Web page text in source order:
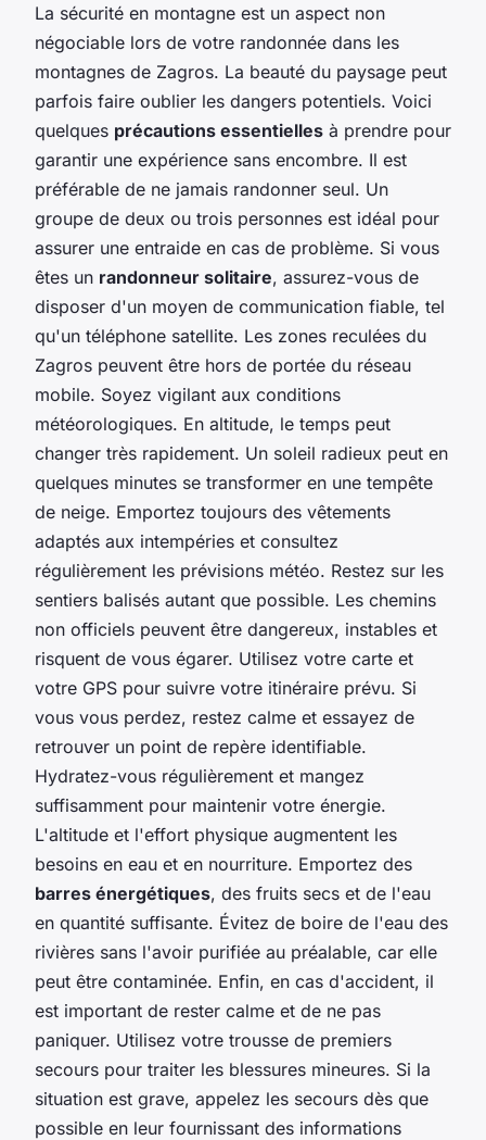
La sécurité en montagne est un aspect non
négociable lors de votre randonnée dans les
montagnes de Zagros. La beauté du paysage peut
parfois faire oublier les dangers potentiels. Voici
quelques précautions essentielles à prendre pour
garantir une expérience sans encombre. Il est
préférable de ne jamais randonner seul. Un
groupe de deux ou trois personnes est idéal pour
assurer une entraide en cas de problème. Si vous
êtes un randonneur solitaire, assurez-vous de
disposer d'un moyen de communication fiable, tel
qu'un téléphone satellite. Les zones reculées du
Zagros peuvent être hors de portée du réseau
mobile. Soyez vigilant aux conditions
météorologiques. En altitude, le temps peut
changer très rapidement. Un soleil radieux peut en
quelques minutes se transformer en une tempête
de neige. Emportez toujours des vêtements
adaptés aux intempéries et consultez
régulièrement les prévisions météo. Restez sur les
sentiers balisés autant que possible. Les chemins
non officiels peuvent être dangereux, instables et
risquent de vous égarer. Utilisez votre carte et
votre GPS pour suivre votre itinéraire prévu. Si
vous vous perdez, restez calme et essayez de
retrouver un point de repère identifiable.
Hydratez-vous régulièrement et mangez
suffisamment pour maintenir votre énergie.
L'altitude et l'effort physique augmentent les
besoins en eau et en nourriture. Emportez des
barres énergétiques, des fruits secs et de l'eau
en quantité suffisante. Évitez de boire de l'eau des
rivières sans l'avoir purifiée au préalable, car elle
peut être contaminée. Enfin, en cas d'accident, il
est important de rester calme et de ne pas
paniquer. Utilisez votre trousse de premiers
secours pour traiter les blessures mineures. Si la
situation est grave, appelez les secours dès que
possible en leur fournissant des informations